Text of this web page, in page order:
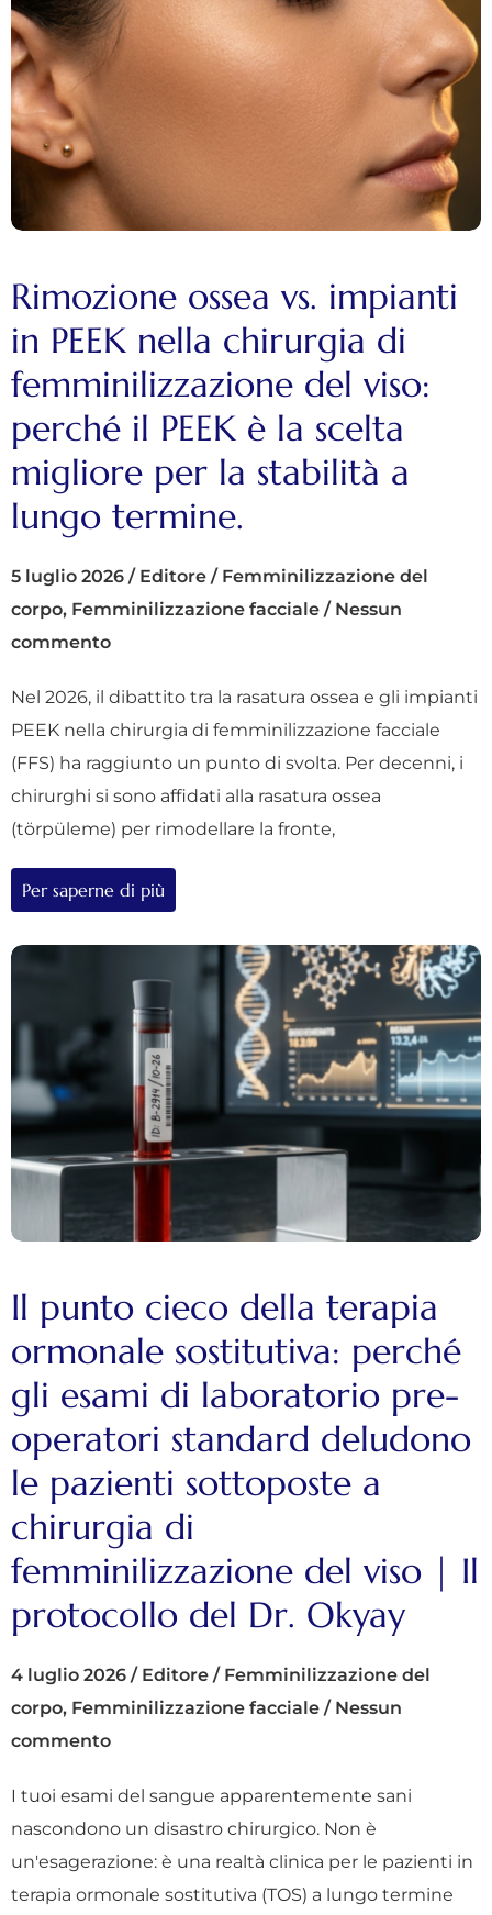
Rimozione ossea vs. impianti
in PEEK nella chirurgia di
femminilizzazione del viso:
perché il PEEK è la scelta
migliore per la stabilità a
lungo termine.
5 luglio 2026 / Editore / Femminilizzazione del
corpo, Femminilizzazione facciale / Nessun
commento
Nel 2026, il dibattito tra la rasatura ossea e gli impianti
PEEK nella chirurgia di femminilizzazione facciale
(FFS) ha raggiunto un punto di svolta. Per decenni, i
chirurghi si sono affidati alla rasatura ossea
(törpüleme) per rimodellare la fronte,
Per saperne di più
Il punto cieco della terapia
ormonale sostitutiva: perché
gli esami di laboratorio pre-
operatori standard deludono
le pazienti sottoposte a
chirurgia di
femminilizzazione del viso | Il
protocollo del Dr. Okyay
4 luglio 2026 / Editore / Femminilizzazione del
corpo, Femminilizzazione facciale / Nessun
commento
I tuoi esami del sangue apparentemente sani
nascondono un disastro chirurgico. Non è
un'esagerazione: è una realtà clinica per le pazienti in
terapia ormonale sostitutiva (TOS) a lungo termine